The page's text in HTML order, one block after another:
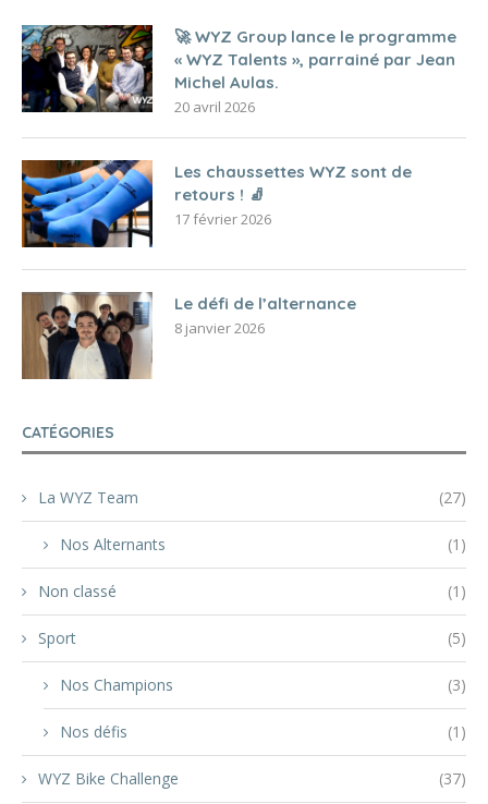
🚀 WYZ Group lance le programme
« WYZ Talents », parrainé par Jean
Michel Aulas.
20 avril 2026
Les chaussettes WYZ sont de
retours ! 🧦
17 février 2026
Le défi de l’alternance
8 janvier 2026
CATÉGORIES
La WYZ Team (27)
Nos Alternants (1)
Non classé (1)
Sport (5)
Nos Champions (3)
Nos défis (1)
WYZ Bike Challenge (37)